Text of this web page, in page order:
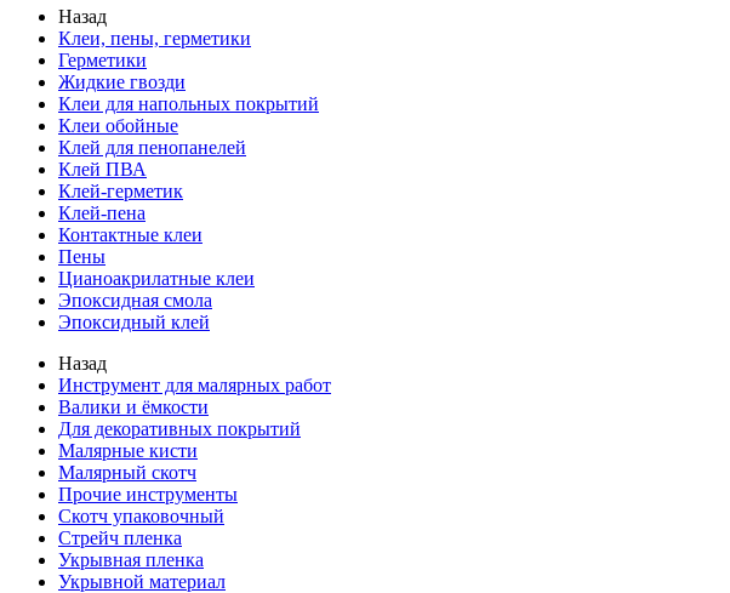
Назад
Клеи, пены, герметики
Герметики
Жидкие гвозди
Клеи для напольных покрытий
Клеи обойные
Клей для пенопанелей
Клей ПВА
Клей-герметик
Клей-пена
Контактные клеи
Пены
Цианоакрилатные клеи
Эпоксидная смола
Эпоксидный клей
Назад
Инструмент для малярных работ
Валики и ёмкости
Для декоративных покрытий
Малярные кисти
Малярный скотч
Прочие инструменты
Скотч упаковочный
Стрейч пленка
Укрывная пленка
Укрывной материал